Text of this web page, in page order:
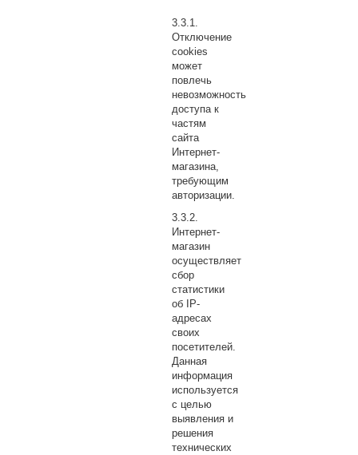
Отключение
cookies
может
повлечь
невозможность
доступа к
частям
сайта
Интернет-
магазина,
требующим
авторизации.
Интернет-
магазин
осуществляет
сбор
статистики
об IP-
адресах
своих
посетителей.
Данная
информация
используется
с целью
выявления и
решения
технических